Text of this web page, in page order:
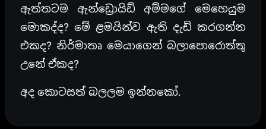
ඇත්තටම ඇන්ඩ්‍රොයිඩ් අම්මගේ මෙහෙයුම
මොකද්ද? මේ ළමයින්ව ඇති දැඩි කරගන්න
එකද? නිර්මාතෘ මෙයාගෙන් බලාපොරොත්තු
උනේ ඒකද?
අද කොටසත් බලලම ඉන්නකෝ.